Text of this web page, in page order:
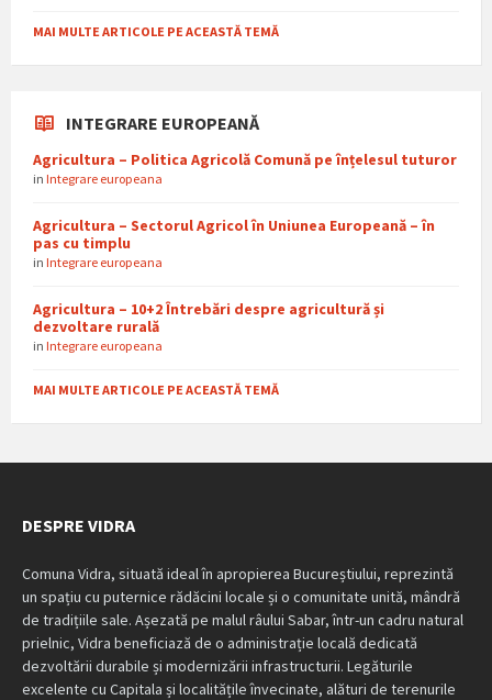
MAI MULTE ARTICOLE PE ACEASTĂ TEMĂ
INTEGRARE EUROPEANĂ
Agricultura – Politica Agricolă Comună pe înțelesul tuturor
in Integrare europeana
Agricultura – Sectorul Agricol în Uniunea Europeană – în
pas cu timplu
in Integrare europeana
Agricultura – 10+2 Întrebări despre agricultură și
dezvoltare rurală
in Integrare europeana
MAI MULTE ARTICOLE PE ACEASTĂ TEMĂ
DESPRE VIDRA
Comuna Vidra, situată ideal în apropierea Bucureștiului, reprezintă
un spațiu cu puternice rădăcini locale și o comunitate unită, mândră
de tradițiile sale. Așezată pe malul râului Sabar, într-un cadru natural
prielnic, Vidra beneficiază de o administrație locală dedicată
dezvoltării durabile și modernizării infrastructurii. Legăturile
excelente cu Capitala și localitățile învecinate, alături de terenurile